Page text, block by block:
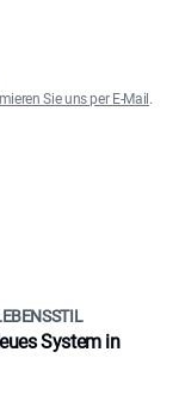
Sie uns per E-Mail .
System in